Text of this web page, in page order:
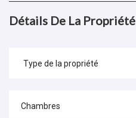
Détails De La Propriété